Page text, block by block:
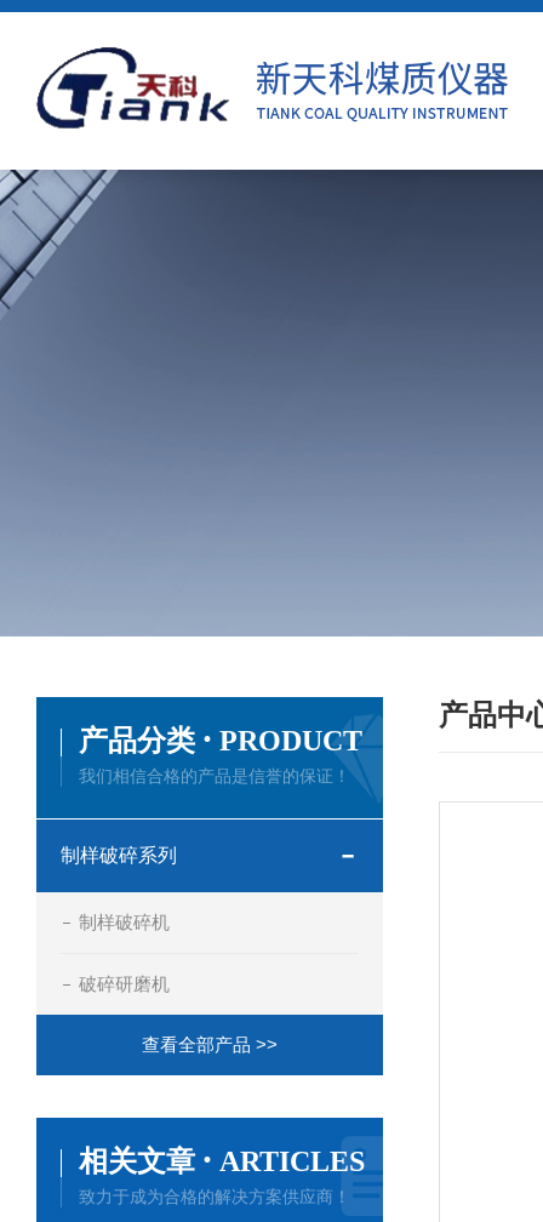
产品中
产品分类 · PRODUCT
我们相信合格的产品是信誉的保证！
制样破碎系列
制样破碎机
破碎研磨机
查看全部产品 >>
相关文章 · ARTICLES
致力于成为合格的解决方案供应商！